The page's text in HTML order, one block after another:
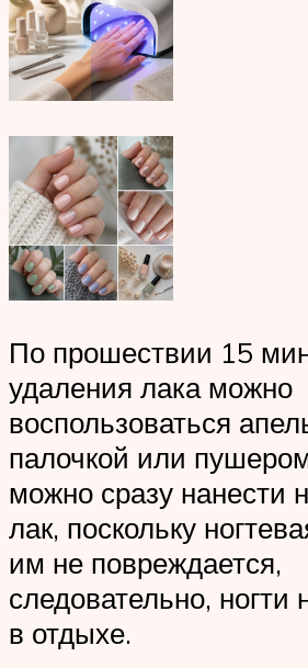
По прошествии 15
удаления лака можно
воспользоваться
палочкой или
можно сразу нанести
лак, поскольку
им не повреждается,
следовательно, ногти
в отдыхе.